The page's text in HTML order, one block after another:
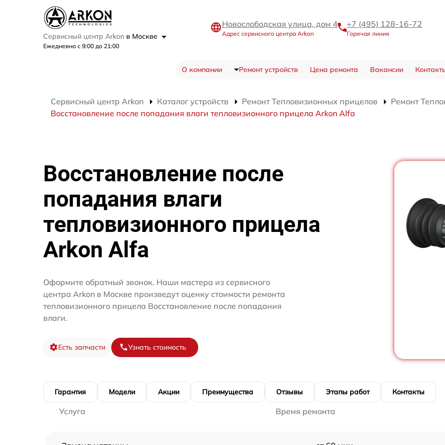
Сервисный центр Arkon в Москве
Ежедневно с 9:00 до 21:00
Новослободская улица, дом 4
Адрес сервисного центра Arkon
+7 (495) 128-16-72
Горячая линия
О компании Ремонт устройств Цена ремонта Вакансии
Сервисный центр Arkon Каталог устройств Ремонт Тепловизионных прицелов
Ремонт
Восстановление после попадания влаги тепловизионного прицела Arkon Alfa
Восстановление после
попадания влаги
тепловизионного прицела
Arkon Alfa
Оформите обратный звонок. Наши мастера из сервисного
центра Arkon в Москве произведут оценку стоимости ремонта
тепловизионного прицела Восстановление после попадания
влаги.
Есть запчасти Узнать стоимость
Гарантия Модели Акции Преимущества Отзывы Этапы работ Контакты
Услуга Время ремонта